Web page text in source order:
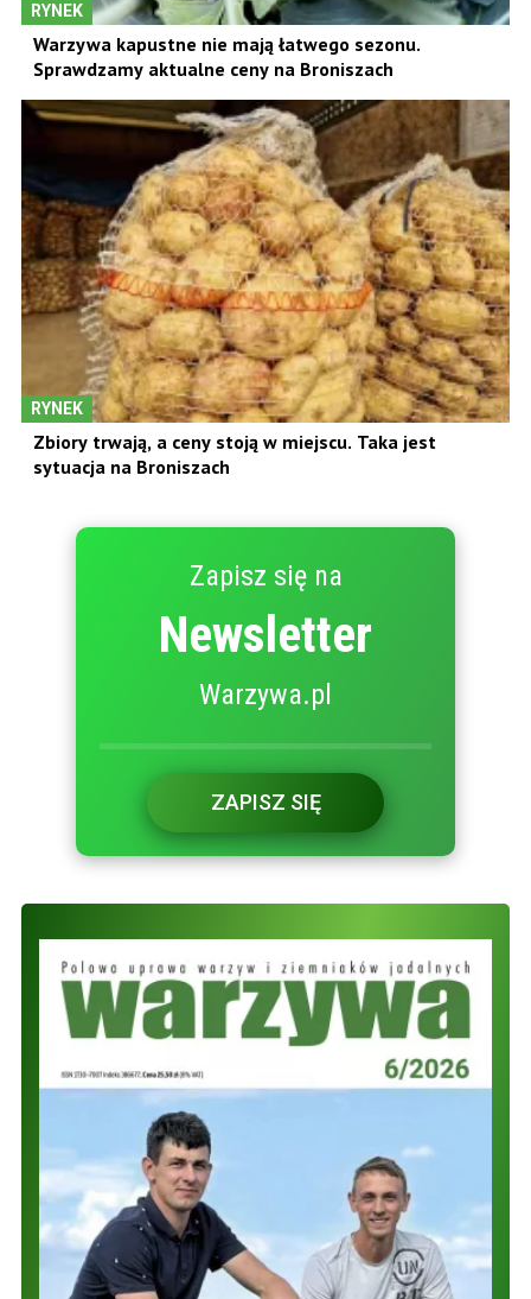
RYNEK
Warzywa kapustne nie mają łatwego sezonu.
Sprawdzamy aktualne ceny na Broniszach
RYNEK
Zbiory trwają, a ceny stoją w miejscu. Taka jest
sytuacja na Broniszach
Zapisz się na
Newsletter
Warzywa.pl
ZAPISZ SIĘ